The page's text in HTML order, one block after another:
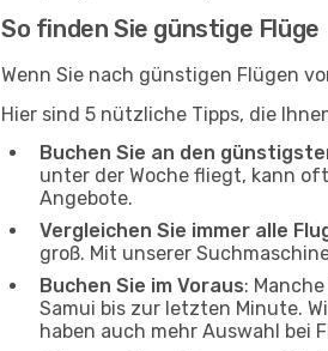
So finden Sie günstige Flüge
Wenn Sie nach günstigen Flügen
Hier sind 5 nützliche Tipps, die
Buchen Sie an den
unter der Woche fliegt, kann
Angebote.
Vergleichen Sie immer alle
groß. Mit unserer
Buchen Sie im Voraus:
Samui bis zur letzten Minute.
haben auch mehr Auswahl bei